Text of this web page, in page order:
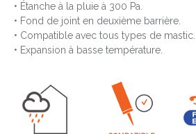
• Étanche à la pluie à 300 Pa.
• Fond de joint en deuxième barrière.
• Compatible avec tous types de mastic.
• Expansion à basse température.